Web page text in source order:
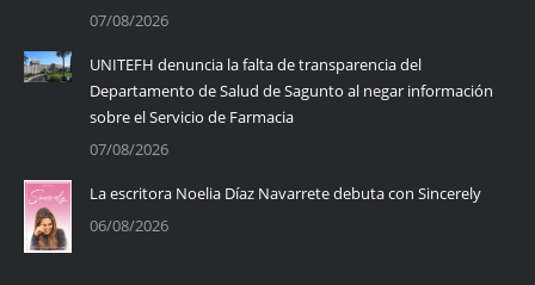
07/08/2026
UNITEFH denuncia la falta de transparencia del
Departamento de Salud de Sagunto al negar información
sobre el Servicio de Farmacia
07/08/2026
La escritora Noelia Díaz Navarrete debuta con Sincerely
06/08/2026